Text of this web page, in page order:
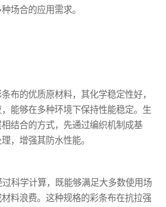
场合的应用需求。
布的优质原材料，其化学稳定性好，
能够在多种环境下保持性能稳定。生
结合的方式，先通过编织机制成基
，增强其防水性能。
科学计算，既能够满足大多数使用场
料浪费。这种规格的彩条布在抗拉强